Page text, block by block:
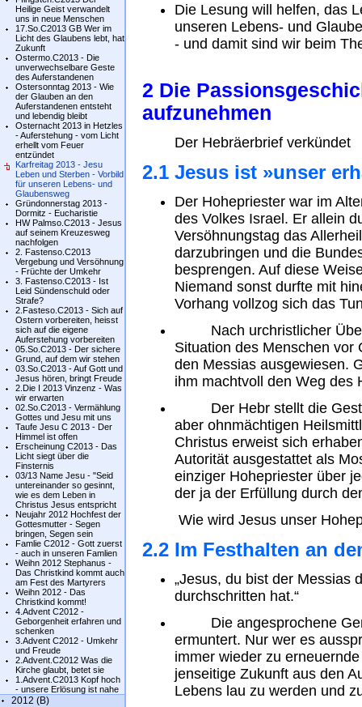
Heilige Geist verwandelt
uns in neue Menschen
17.So.C2013 GB Wer im
Licht des Glaubens lebt, hat
Zukunft
Ostermo.C2013 - Die
unverwechselbare Geste
des Auferstandenen
Ostersonntag 2013 - Wie
der Glauben an den
Auferstandenen entsteht
und lebendig bleibt
Osternacht 2013 in Hetzles
- Auferstehung - vom Licht
erhellt vom Feuer
entzündet
Karfreitag 2013 - Jesu
Leben und Sterben - Vorbild
für unseren Lebens- und
Glaubensweg
Gründonnerstag 2013 -
Dormitz - Eucharistie
HW Palmso.C2013 - Jesus
auf seinem Kreuzesweg
nachfolgen
2. Fastenso.C2013
Vergebung und Versöhnung
- Früchte der Umkehr
3. Fastenso.C2013 - Ist
Leid Sündenschuld oder
Strafe?
2.Fasteso.C2013 - Sich auf
Ostern vorbereiten, heisst
sich auf die eigene
Auferstehung vorbereiten
05.So.C2013 - Der sichere
Grund, auf dem wir stehen
03.So.C2013 - Auf Gott und
Jesus hören, bringt Freude
2.Die I 2013 Vinzenz - Was
wir erwarten
02.So.C2013 - Vermählung
Gottes und Jesu mit uns
Taufe Jesu C 2013 - Der
Himmel ist offen
Erscheinung C2013 - Das
Licht siegt über die
Finsternis
03/13 Name Jesu - "Seid
untereinander so gesinnt,
wie es dem Leben in
Christus Jesus entspricht
Neujahr 2012 Hochfest der
Gottesmutter - Segen
bringen, Segen sein
Famlie C2012 - Gott zuerst
- auch in unseren Famlien
Weihn 2012 Stephanus -
Das Christkind kommt auch
am Fest des Martyrers
Weihn 2012 - Das
Christkind kommt!
4.Advent C2012 -
Geborgenheit erfahren und
schenken
3.Advent C2012 - Umkehr
und Freude
2.Advent.C2012 Was die
Kirche glaubt, betet sie
1.Advent.C2013 Kopf hoch
- unsere Erlösung ist nahe
2012 (B)
Die Lesung will helfen, das
unseren Lebens- und
- und damit sind wir beim
2 Die
aufzunehmen
Der Hebräerbrief verkündet
2.1 Jesus ist »unser
Der Hohepriester war im
des Volkes Israel. Er allein
Versöhnungstag das
darzubringen und die
besprengen. Auf diese
Niemand sonst durfte mit
Vorhang vollzog sich das
Nach urchristlicher
Situation des Menschen vor
den Messias ausgewiesen.
ihm machtvoll den Weg des
Der Hebr stellt die
aber ohnmächtigen
Christus erweist sich
Autorität ausgestattet als
einziger Hohepriester über
der ja der Erfüllung durch
Wie wird Jesus unser
2.2 Im Festhalten an
„Jesus, du bist der Messias
durchschritten hat.“
Die angesprochene
ermuntert. Nur wer es
immer wieder zu
jenseitige Zukunft aus den
Lebens lau zu werden und